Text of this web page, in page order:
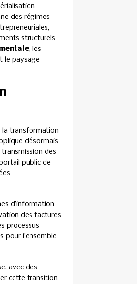
des régimes
structurels
, les
le paysage
la transformation
désormais
des
public de
d’information
des factures
processus
pour l’ensemble
avec des
cette transition